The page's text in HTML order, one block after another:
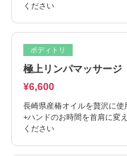
ください
ボディトリ
極上リンパマッサー
¥6,600
長崎県産椿オイルを贅沢に
+ハンドのお時間を首肩に変
ください